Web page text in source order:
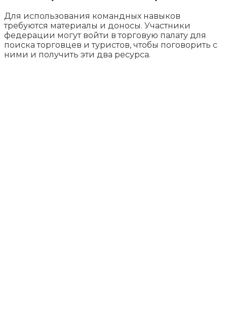
Для использования командных навыков
требуются материалы и доносы. Участники
федерации могут войти в торговую палату для
поиска торговцев и туристов, чтобы поговорить с
ними и получить эти два ресурса.